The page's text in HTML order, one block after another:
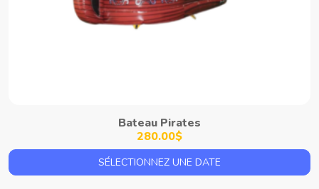
Bateau Pirates
280.00$
SÉLECTIONNEZ UNE DATE